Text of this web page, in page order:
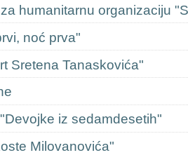
humanitarnu organizaciju
noć prva"
Sretena Tanaskovića"
iz sedamdesetih"
Milovanovića"